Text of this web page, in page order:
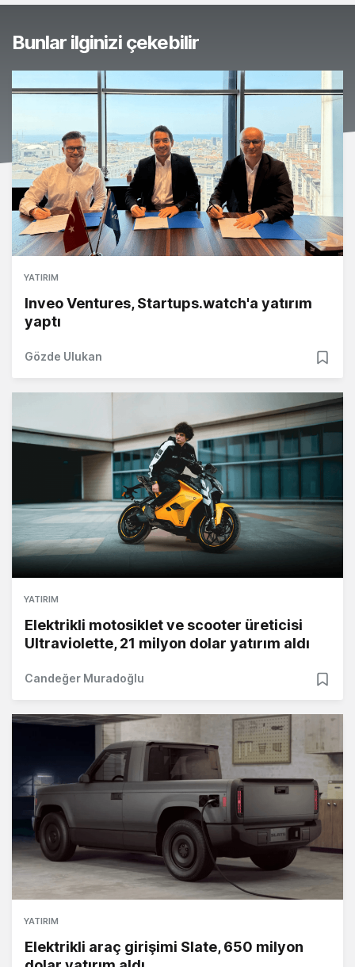
Bunlar ilginizi çekebilir
YATIRIM
Inveo Ventures, Startups.watch'a yatırım
yaptı
Gözde Ulukan
YATIRIM
Elektrikli motosiklet ve scooter üreticisi
Ultraviolette, 21 milyon dolar yatırım aldı
Candeğer Muradoğlu
YATIRIM
Elektrikli araç girişimi Slate, 650 milyon